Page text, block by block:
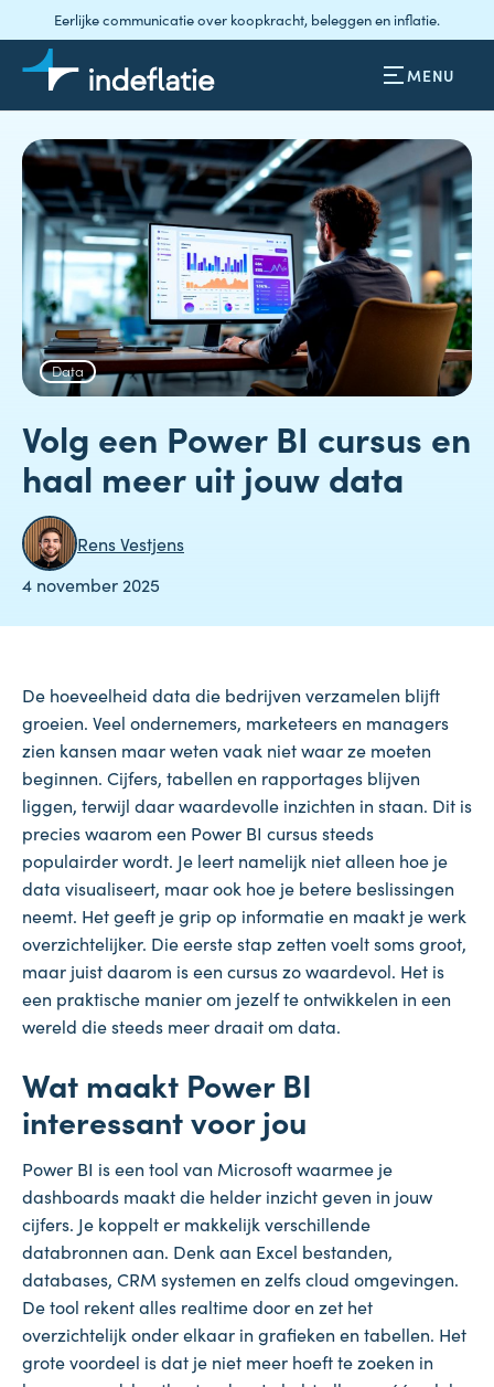
Eerlijke communicatie over koopkracht, beleggen en inflatie.
MENU
Volg een Power BI cursus en
haal meer uit jouw data
Rens Vestjens
4 november 2025
Data
De hoeveelheid data die bedrijven verzamelen blijft
groeien. Veel ondernemers, marketeers en managers
zien kansen maar weten vaak niet waar ze moeten
beginnen. Cijfers, tabellen en rapportages blijven
liggen, terwijl daar waardevolle inzichten in staan. Dit is
precies waarom een Power BI cursus steeds
populairder wordt. Je leert namelijk niet alleen hoe je
data visualiseert, maar ook hoe je betere beslissingen
neemt. Het geeft je grip op informatie en maakt je werk
overzichtelijker. Die eerste stap zetten voelt soms groot,
maar juist daarom is een cursus zo waardevol. Het is
een praktische manier om jezelf te ontwikkelen in een
wereld die steeds meer draait om data.
Wat maakt Power BI
interessant voor jou
Power BI is een tool van Microsoft waarmee je
dashboards maakt die helder inzicht geven in jouw
cijfers. Je koppelt er makkelijk verschillende
databronnen aan. Denk aan Excel bestanden,
databases, CRM systemen en zelfs cloud omgevingen.
De tool rekent alles realtime door en zet het
overzichtelijk onder elkaar in grafieken en tabellen. Het
grote voordeel is dat je niet meer hoeft te zoeken in